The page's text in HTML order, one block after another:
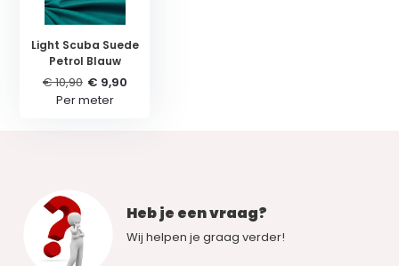
Light Scuba Suede
Petrol Blauw
€ 10,90 € 9,90
Per meter
Heb je een vraag?
Wij helpen je graag verder!